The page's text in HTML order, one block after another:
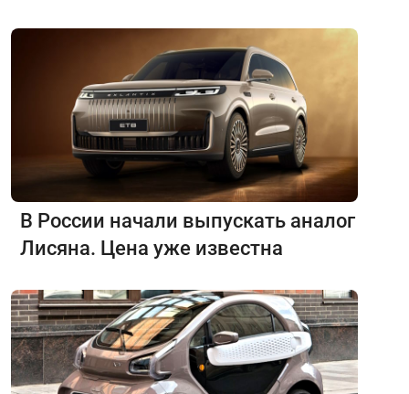
В России начали выпускать аналог
Лисяна. Цена уже известна